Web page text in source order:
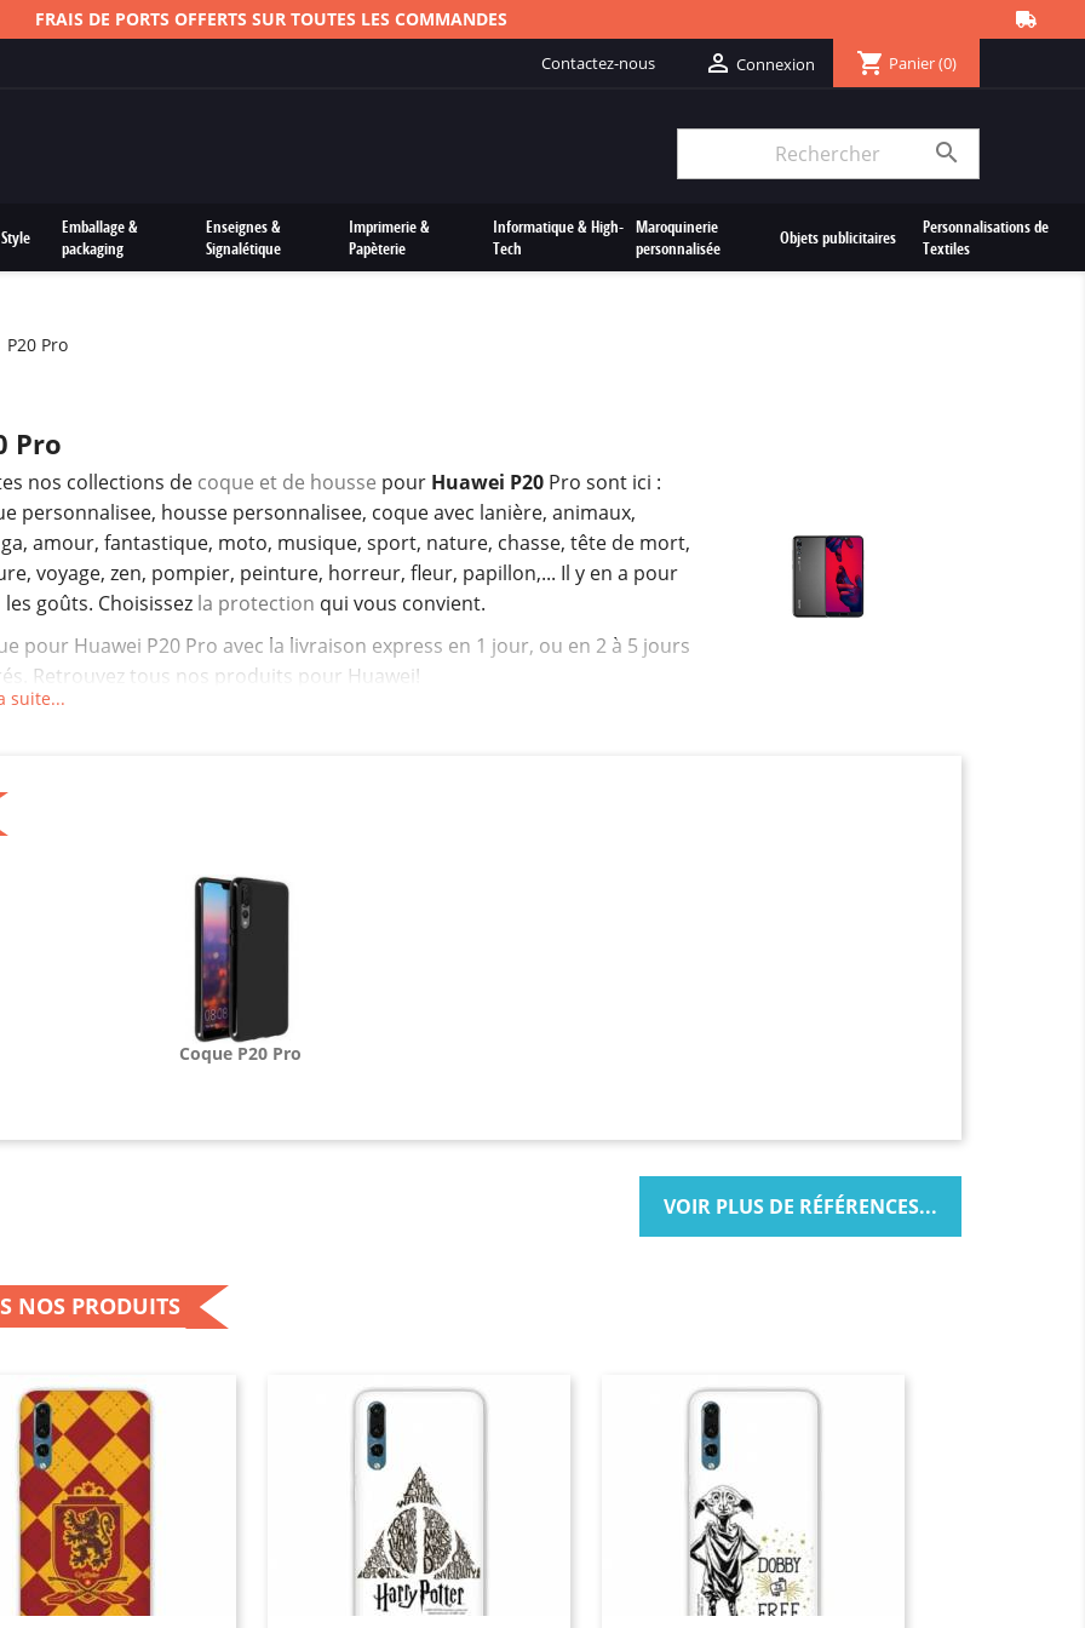
FRAIS DE PORTS OFFERTS SUR TOUTES LES COMMANDES
Contactez-nous  Connexion shopping_cart Panier(0)

Emballage &
packaging
Enseignes &
Signalétique
Imprimerie &
Papèterie
Informatique & High-
Tech
Maroquinerie
personnalisée
Objets publicitaires
Personnalisations de
Textiles
P20 Pro
Pro
nos collections de coque et de housse pour Huawei P20Pro sont ici :
personnalisee, housse personnalisee, coque avec lanière, animaux,
amour, fantastique, moto, musique, sport, nature, chasse, tête de mort,
voyage, zen, pompier, peinture, horreur, fleur, papillon,... Il y en a pour
goûts. Choisissez la protection qui vous convient.
pour Huawei P20 Pro avec la livraison express en 1 jour, ou en 2 à 5 jours
Retrouvez tous nos produits pour Huawei!
suite...
Coque P20 Pro
VOIR PLUS DE RÉFÉRENCES...
NOS PRODUITS